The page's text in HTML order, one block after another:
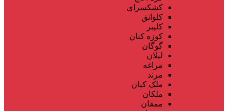
کشکسرای
کلوانق
کلیبر
کوزه کنان
گوگان
لیلان
مراغه
مرند
ملک کیان
ملکان
ممقان